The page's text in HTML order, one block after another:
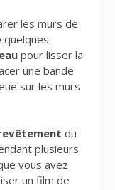
les murs de
eau pour lisser la
une bande
sur les murs
du
plusieurs
vous avez
un film de